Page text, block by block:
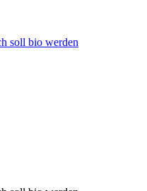
soll bio werden